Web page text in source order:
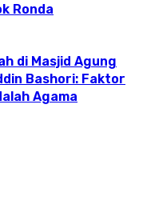
Ronda
di Masjid Agung
Bashori: Faktor
Agama